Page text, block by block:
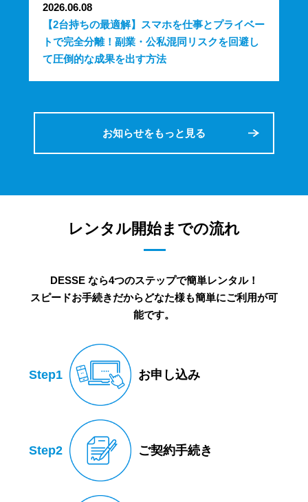
2026.06.08
【2台持ちの最適解】スマホを仕事とプライベー
トで完全分離！副業・公私混同リスクを回避し
て圧倒的な成果を出す方法
お知らせをもっと見る
レンタル開始までの流れ
DESSE なら4つのステップで簡単レンタル！
スピードお手続きだからどなた様も簡単にご利用が可
能です。
Step1 お申し込み
Step2 ご契約手続き